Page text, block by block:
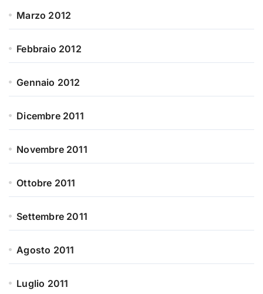
Marzo 2012
Febbraio 2012
Gennaio 2012
Dicembre 2011
Novembre 2011
Ottobre 2011
Settembre 2011
Agosto 2011
Luglio 2011